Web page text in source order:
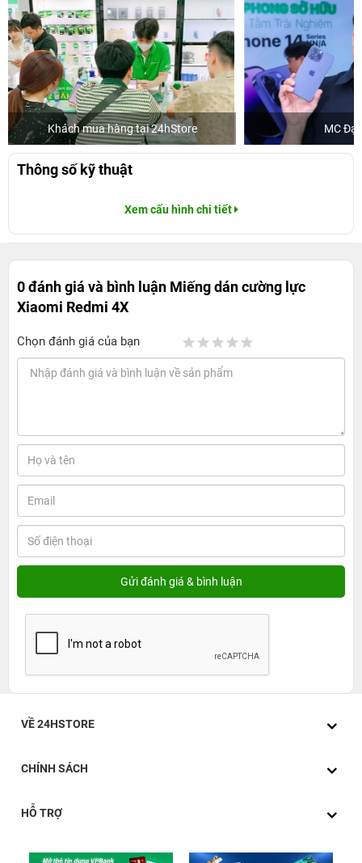
hàng tại 24hStore MC Đại Nghĩa
Thông số kỹ thuật
Xem cấu hình chi tiết
0 đánh giá và bình luận Miếng dán cường lực
Xiaomi Redmi 4X
Chọn đánh giá của bạn
VỀ 24HSTORE
CHÍNH SÁCH
HỖ TRỢ